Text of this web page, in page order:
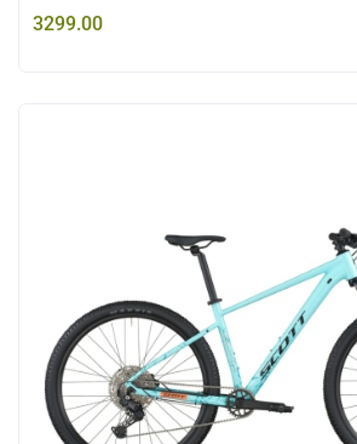
3299.00